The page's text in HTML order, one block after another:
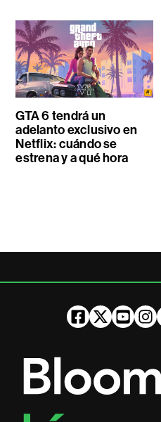
GTA 6 tendrá un
adelanto exclusivo en
Netflix: cuándo se
estrena y a qué hora